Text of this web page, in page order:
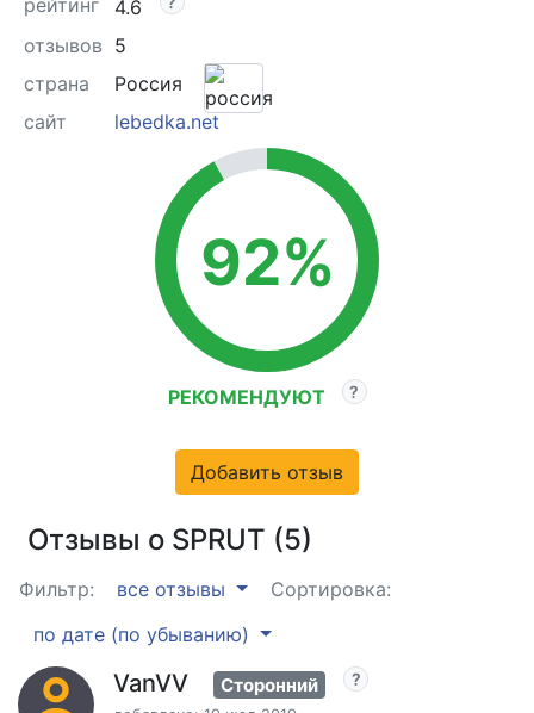
рейтинг
4.6
отзывов 5
страна
Россия
сайт
lebedka.net
92%
РЕКОМЕНДУЮТ
Добавить отзыв
Отзывы о SPRUT (5)
Фильтр: все отзывы
Сортировка:
по дате (по убыванию)
VanVV Сторонний